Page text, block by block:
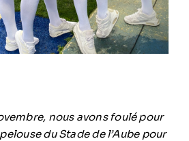
nous avons foulé pour
du Stade de l’Aube pour